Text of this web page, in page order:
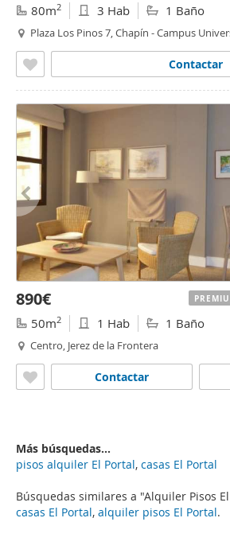
Búsquedas similares a "Alquiler Pisos
casas El Portal, alquiler pisos El Portal.
80m2 3 Hab 1 Baño
Plaza Los Pinos 7, Chapín - Campus
Contactar
890€
50m2 1 Hab 1 Baño
Centro, Jerez de la Frontera
Contactar
Más búsquedas...
pisos alquiler El Portal, casas El Portal